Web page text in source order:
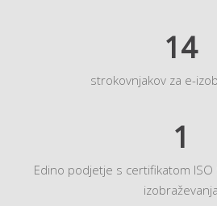
14
strokovnjakov za e-
1
Edino podjetje s certifikatom
izobraževanja